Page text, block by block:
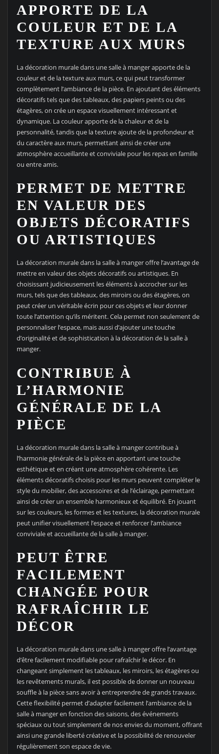
APPORTE DE LA
COULEUR ET DE LA
TEXTURE AUX MURS
La décoration murale dans une salle à manger apporte de la
couleur et de la texture aux murs, ce qui peut transformer
complètement l’ambiance de la pièce. En ajoutant des éléments
décoratifs tels que des tableaux, des papiers peints ou des
étagères, on crée un espace visuellement intéressant et
dynamique. La couleur apporte de la chaleur et de la
personnalité, tandis que la texture ajoute de la profondeur et
du caractère aux murs, permettant ainsi de créer une
atmosphère accueillante et conviviale pour les repas en famille
ou entre amis.
PERMET DE METTRE
EN VALEUR DES
OBJETS DÉCORATIFS
OU ARTISTIQUES
La décoration murale dans la salle à manger offre l’avantage de
mettre en valeur des objets décoratifs ou artistiques. En
choisissant judicieusement les éléments à accrocher sur les
murs, tels que des tableaux, des miroirs ou des étagères, on
peut créer un véritable écrin pour ces objets et leur donner
toute l’attention qu’ils méritent. Cela permet non seulement de
personnaliser l’espace, mais aussi d’ajouter une touche
d’originalité et de sophistication à la décoration de la salle à
manger.
CONTRIBUE À
L’HARMONIE
GÉNÉRALE DE LA
PIÈCE
La décoration murale dans la salle à manger contribue à
l’harmonie générale de la pièce en apportant une touche
esthétique et en créant une atmosphère cohérente. Les
éléments décoratifs choisis pour les murs peuvent compléter le
style du mobilier, des accessoires et de l’éclairage, permettant
ainsi de créer un ensemble harmonieux et équilibré. En jouant
sur les couleurs, les formes et les textures, la décoration murale
peut unifier visuellement l’espace et renforcer l’ambiance
conviviale et accueillante de la salle à manger.
PEUT ÊTRE
FACILEMENT
CHANGÉE POUR
RAFRAÎCHIR LE
DÉCOR
La décoration murale dans une salle à manger offre l’avantage
d’être facilement modifiable pour rafraîchir le décor. En
changeant simplement les tableaux, les miroirs, les étagères ou
les revêtements murals, il est possible de donner un nouveau
souffle à la pièce sans avoir à entreprendre de grands travaux.
Cette flexibilité permet d’adapter facilement l’ambiance de la
salle à manger en fonction des saisons, des événements
spéciaux ou tout simplement de nos envies du moment, offrant
ainsi une grande liberté créative et la possibilité de renouveler
régulièrement son espace de vie.